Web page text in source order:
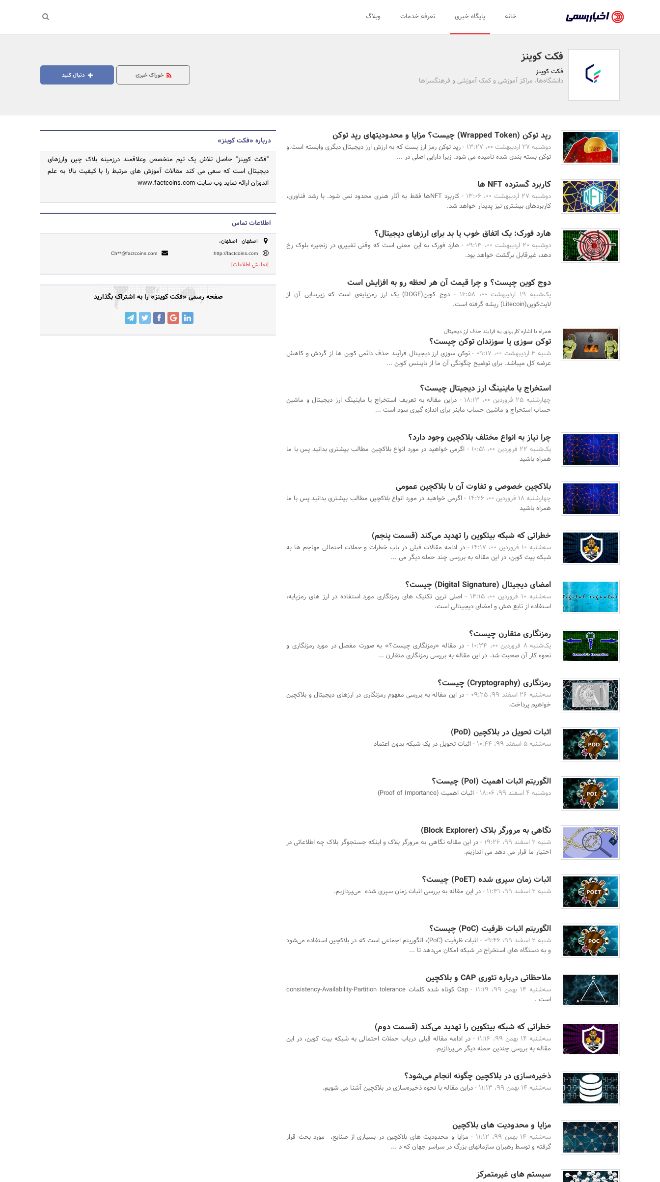
رسمی
-
اخبار
تایید
سازمان‌ها
و
روابط
عمومی‌ها
خانه پایگاه خبری تعرفه خدمات وبلاگ
فکت کوینز
فکت کوینز
دانشگاه‌ها، مراکز آموزشی و کمک آموزشی و فرهنگسراها
دنبال کنید خوراک خبری
رپد توکن (Wrapped Token) چیست؟ مزایا و محدودیتهای رپد توکن
دوشنبه 27 اردیبهشت 00، 13:27 -
رپد توکن رمز ارز یست که به ارزش ارز دیجیتال دیگری وابسته است.و
توکن بسته بندی شده نامیده می شود. زیرا دارایی اصلی در ...
کاربرد گسترده NFT ها
دوشنبه 27 اردیبهشت 00، 13:06 -
کاربرد NFTها فقط به آثار هنری محدود نمی شود. با رشد فناوری،
کاربردهای بیشتری نیز پدیدار خواهد شد.
هارد فورک: یک اتفاق خوب یا بد برای ارزهای دیجیتال؟
دوشنبه 20 اردیبهشت 00، 09:13 -
هارد فورک به این معنی است که وقتی تغییری در زنجیره بلوک رخ
دهد، غیرقابل برگشت خواهد بود.
دوج کوین چیست؟ و چرا قیمت آن هر لحظه رو به افزایش است
یک‌شنبه 19 اردیبهشت 00، 16:58 -
دوج کوین(DOGE) یک ارز رمزپایه‌ی است که زیربنایی آن از
لایت‌کوین(Litecoin) ریشه گرفته است.
همراه با اشاره کاربردی به فرایند حذف ارز دیجیتال
توکن سوزی یا سوزندان توکن چیست؟
شنبه 4 اردیبهشت 00، 09:17 -
توکن سوزی ارز دیجیتال فرآیند حذف دائمی کوین ها از گردش و کاهش
عرضه کل میباشد. برای توضیح چگونگی آن ما از بایننس کوین ...
استخراج یا ماینینگ ارز دیجیتال چیست؟
چهارشنبه 25 فروردین 00، 18:13 -
دراین مقاله به تعریف استخراج یا ماینینگ ارز دیجیتال و ماشین
حساب استخراج و ماشین حساب ماینر برای اندازه گیری سود است ...
چرا نیاز به انواع مختلف بلاکچین وجود دارد؟
یک‌شنبه 22 فروردین 00، 10:51 -
اگرمی خواهید در مورد انواع بلاکچین مطالب بیشتری بدانید پس با ما
همراه باشید
بلاکچین خصوصی و تفاوت آن با بلاکچین عمومی
چهارشنبه 18 فروردین 00، 14:26 -
اگرمی خواهید در مورد انواع بلاکچین مطالب بیشتری بدانید پس با ما
همراه باشید
خطراتی که شبکه بیتکوین را تهدید می‌کند (قسمت پنجم)
سه‌شنبه 10 فروردین 00، 14:17 -
در ادامه مقالات قبلی در باب خطرات و حملات احتمالی مهاجم ها به
شبکه بیت کوین، در این مقاله به بررسی چند حمله دیگر می‌ ...
امضای دیجیتال (Digital Signature) چیست؟
سه‌شنبه 10 فروردین 00، 14:15 -
اصلی ترین تکنیک های رمزنگاری مورد استفاده در ارز های رمزپایه،
استفاده از تابع هش و امضای دیجیتالی است.
رمزنگاری متقارن چیست؟
یک‌شنبه 8 فروردین 00، 10:34 -
در مقاله «رمزنگاری چیست؟» به صورت مفصل در مورد رمزنگاری و
نحوه کار آن صحبت شد. در این مقاله به بررسی رمزنگاری متقارن ...
رمزنگاری (Cryptography) چیست؟
سه‌شنبه 26 اسفند 99، 09:25 -
در این مقاله به بررسی مفهوم رمزنگاری در ارزهای دیجیتال و بلاکچین
خواهیم پرداخت.
اثبات تحویل در بلاکچین (PoD)
سه‌شنبه 5 اسفند 99، 10:44 - اثبات تحویل در یک شبکه بدون اعتماد
الگوریتم اثبات اهمیت (PoI) چیست؟
دوشنبه 4 اسفند 99، 18:06 - اثبات اهمیت (Proof of Importance)
نگاهی به مرورگر بلاک (Block Explorer)
شنبه 2 اسفند 99، 19:26 -
در این مقاله نگاهی به مرورگر بلاک و اینکه جستجوگر بلاک چه اطلاعاتی در
اختیار ما قرار می دهد می اندازیم.
اثبات زمان سپری شده (PoET) چیست؟
شنبه 2 اسفند 99، 11:31 - در این مقاله به بررسی اثبات زمان سپری شده می‌پردازیم.
الگوریتم اثبات ظرفیت (PoC) چیست؟
شنبه 2 اسفند 99، 09:46 -
اثبات ظرفیت (PoC)، الگوریتم اجماعی است که در بلاکچین استفاده می‌شود
و به دستگاه های استخراج در شبکه امکان می‌دهد تا ...
ملاحظاتی درباره تئوری CAP و بلاکچین
سه‌شنبه 14 بهمن 99، 11:19 -
Cap کوتاه شده کلمات consistency-Availability-Partition tolerance
است .
خطراتی که شبکه بیتکوین را تهدید می‌کند (قسمت دوم)
سه‌شنبه 14 بهمن 99، 11:16 -
در ادامه مقاله قبلی درباب حملات احتمالی به شبکه بیت کوین، در این
مقاله به بررسی چندین حمله دیگر می‌پردازیم.
ذخیره‌سازی در بلاکچین چگونه انجام می‌شود؟
سه‌شنبه 14 بهمن 99، 11:13 - دراین مقاله با نحوه ذخیره‌سازی در بلاکچین آشنا می شویم.
مزایا و محدودیت های بلاکچین
سه‌شنبه 14 بهمن 99، 11:12 -
مزایا و محدودیت های بلاکچین در بسیاری از صنایع، مورد بحث قرار
گرفته و توسط رهبران سازمانهای بزرگ در سراسر جهان که د ...
سیستم های غیرمتمرکز
درباره «فکت کوینز»
''فکت کوینز'' حاصل تلاش یک تیم متخصص وعلاقمند درزمینه بلاک چین وارزهای
دیجیتال است که سعی می کند مقالات آموزش های مرتبط را با کیفیت بالا به علم
اندوزان ارائه نماید وب سایت www.factcoins.com
اطلاعات تماس
اصفهان - اصفهان،
http://factcoins.com
Ch**@factcoins.com
[نمایش اطلاعات]
صفحه رسمی «فکت کوینز» را به اشتراک بگذارید